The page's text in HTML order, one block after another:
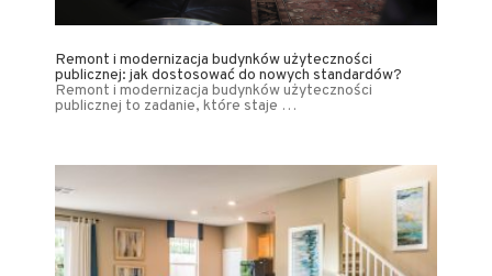
Remont i modernizacja budynków użyteczności
publicznej: jak dostosować do nowych standardów?
Remont i modernizacja budynków użyteczności
publicznej to zadanie, które staje …